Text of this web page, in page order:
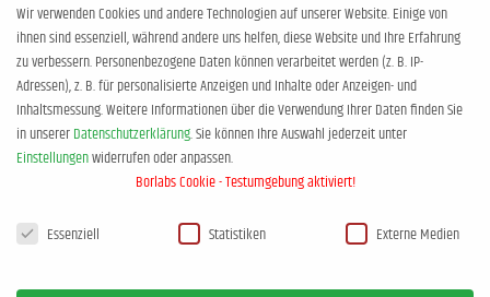
Wir verwenden Cookies und andere Technologien auf unserer Website. Einige von
ihnen sind essenziell, während andere uns helfen, diese Website und Ihre Erfahrung
zu verbessern.Personenbezogene Daten können verarbeitet werden (z. B. IP-
Adressen), z. B. für personalisierte Anzeigen und Inhalte oder Anzeigen- und
Inhaltsmessung.Weitere Informationen über die Verwendung Ihrer Daten finden Sie
in unsererDatenschutzerklärung.Sie können Ihre Auswahl jederzeit unter
Einstellungenwiderrufen oder anpassen.
Borlabs Cookie - Testumgebung aktiviert!
Datenschutzeinstellungen
Essenziell Statistiken Externe Medien